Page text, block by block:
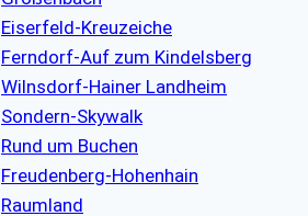
Eiserfeld-Kreuzeiche
Ferndorf-Auf zum Kindelsberg
Wilnsdorf-Hainer Landheim
Sondern-Skywalk
Rund um Buchen
Freudenberg-Hohenhain
Raumland